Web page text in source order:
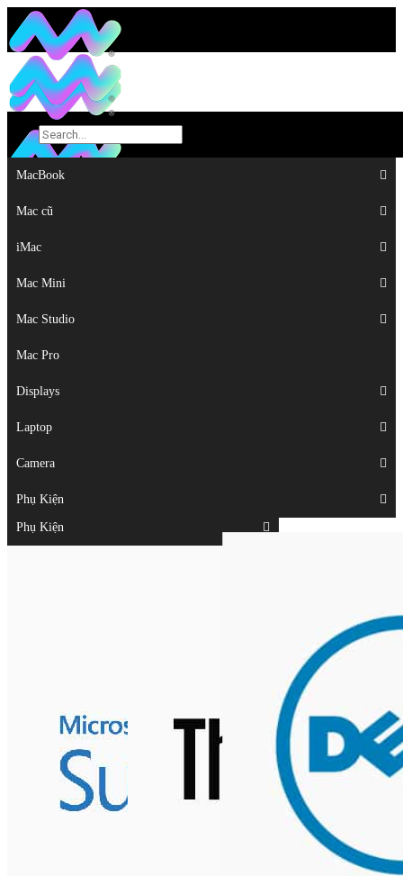
MacBook
Mac cũ
iMac
Mac Mini
Mac Studio
Mac Pro
Displays
Laptop
Camera
Phụ Kiện
MacBook
Mac cũ
iMac
Mac Mini
Mac Studio
Mac Pro
Displays
Laptop
Camera
Phụ Kiện
Top